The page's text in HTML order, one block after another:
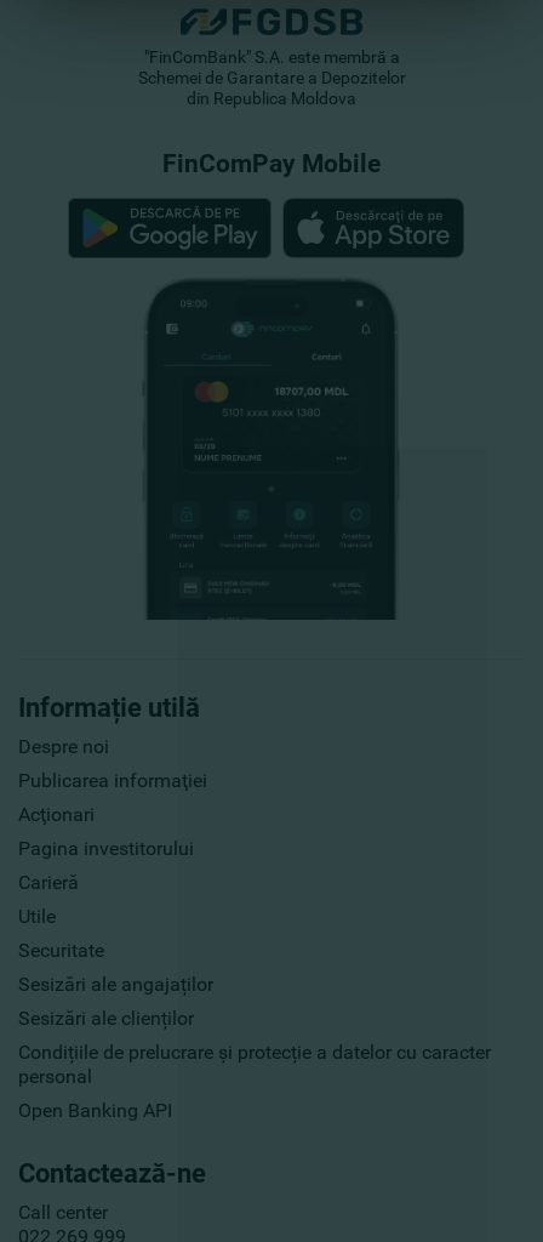
Informație utilă
Despre noi
Publicarea informaţiei
Acţionari
Pagina investitorului
Carieră
Utile
Securitate
Sesizări ale angajaților
Sesizări ale clienților
Condițiile de prelucrare și protecție a datelor cu caracter
personal
Open Banking API
Contactează-ne
Call center
022 269 999
"FinComBank" S.A. este membră a
Schemei de Garantare a Depozitelor
din Republica Moldova
FinComPay Mobile